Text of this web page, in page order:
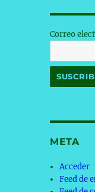
Correo
META
Acceder
Feed de